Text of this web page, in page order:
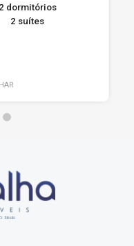
2 dormitórios
2 suítes